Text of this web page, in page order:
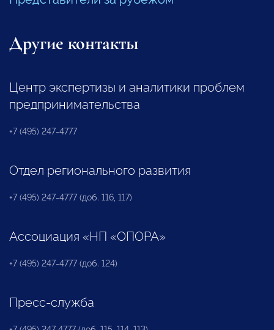
Другие контакты
Центр экспертизы и аналитики проблем
предпринимательства
+7 (495) 247-4777
Отдел регионального развития
+7 (495) 247-4777 (доб. 116, 117)
Ассоциация «НП «ОПОРА»
+7 (495) 247-4777 (доб. 124)
Пресс-служба